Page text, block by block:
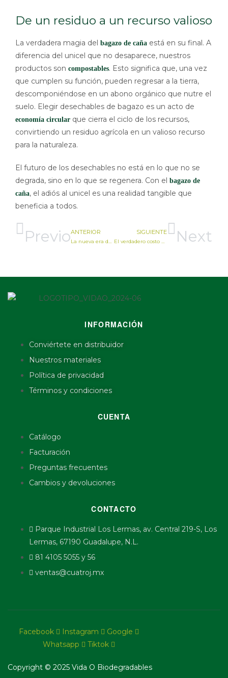
De un residuo a un recurso valioso
La verdadera magia del bagazo de caña está en su final. A
diferencia del unicel que no desaparece, nuestros
productos son compostables. Esto significa que, una vez
que cumplen su función, pueden regresar a la tierra,
descomponiéndose en un abono orgánico que nutre el
suelo. Elegir desechables de bagazo es un acto de
economía circular que cierra el ciclo de los recursos,
convirtiendo un residuo agrícola en un valioso recurso
para la naturaleza.
El futuro de los desechables no está en lo que no se
degrada, sino en lo que se regenera. Con el bagazo de
caña, el adiós al unicel es una realidad tangible que
beneficia a todos.
PrevioANTERIOR
La nueva era de la sustentabilidad: ¿Está tu negocio listo para el cambio con Vida O?
SIGUIENTE
El verdadero costo del “bio”: guía para comprar desechables biodegradables Next
INFORMACIÓN
Conviértete en distribuidor
Nuestros materiales
Política de privacidad
Términos y condiciones
CUENTA
Catálogo
Facturación
Preguntas frecuentes
Cambios y devoluciones
CONTACTO
Parque Industrial Los Lermas, av. Central 219-S, Los
Lermas, 67190 Guadalupe, N.L.
81 4105 5055 y 56
ventas@cuatroj.mx
Facebook Instagram
Google
Whatsapp
Tiktok
Copyright © 2025 Vida O Biodegradables